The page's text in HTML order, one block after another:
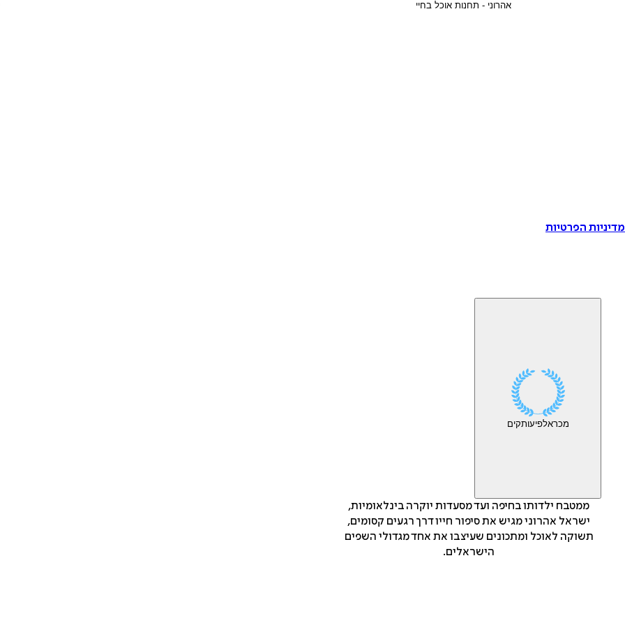
הפרטיות
מכראלפיעותקים
ממטבח ילדותו בחיפה ועד מסעדות יוקרה בינלאומיות,
ישראל אהרוני מגיש את סיפור חייו דרך רגעים קסומים,
תשוקה לאוכל ומתכונים שעיצבו את אחד מגדולי השפים
הישראלים.